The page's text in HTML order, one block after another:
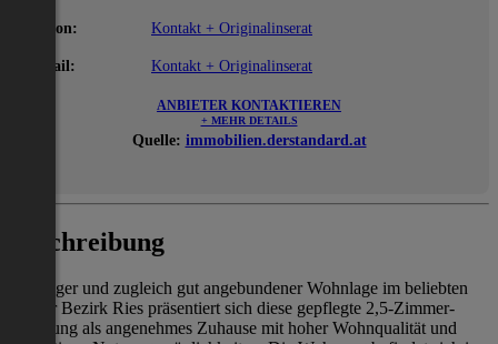
Telefon: Kontakt + Originalinserat
E-Mail: Kontakt + Originalinserat
ANBIETER KONTAKTIEREN
+ MEHR DETAILS
Quelle: immobilien.derstandard.at
Beschreibung
In ruhiger und zugleich gut angebundener Wohnlage im beliebten
Grazer Bezirk Ries präsentiert sich diese gepflegte 2,5-Zimmer-
Wohnung als angenehmes Zuhause mit hoher Wohnqualität und